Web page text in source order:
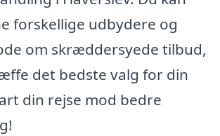
forskellige udbydere og
om skræddersyede tilbud,
det bedste valg for din
din rejse mod bedre